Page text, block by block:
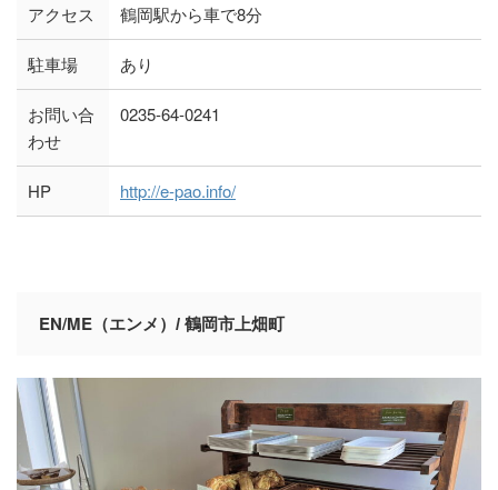
アクセス 鶴岡駅から車で8分
駐車場 あり
お問い合
わせ
0235-64-0241
HP http://e-pao.info/
EN/ME （エンメ）/ 鶴岡市上畑町